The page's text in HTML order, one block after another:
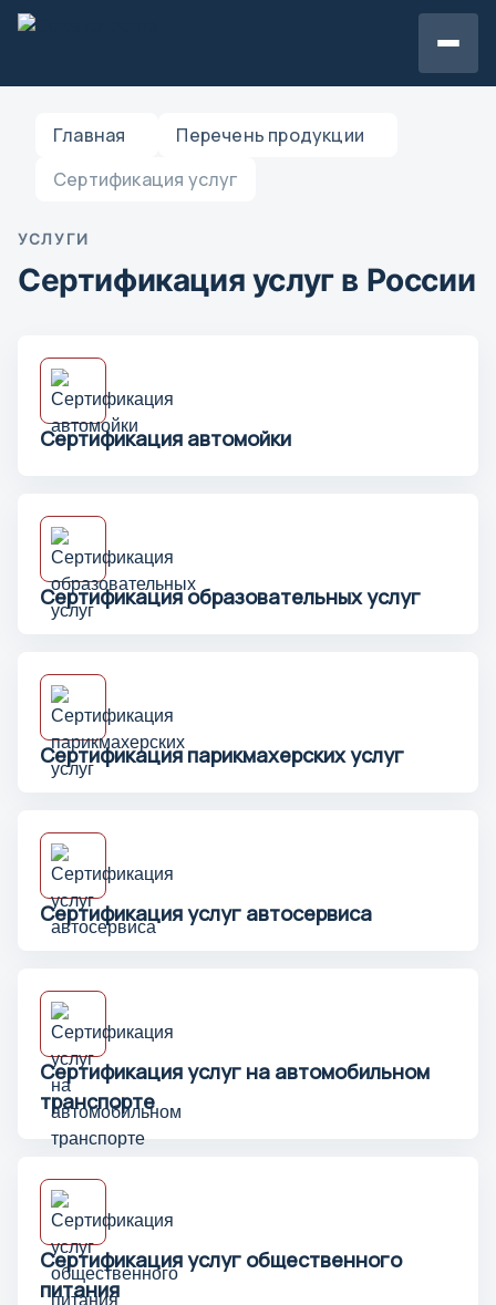
Главная
Перечень продукции
Сертификация услуг
УСЛУГИ
Сертификация услуг в России
Сертификация автомойки
Сертификация образовательных услуг
Сертификация парикмахерских услуг
Сертификация услуг автосервиса
Сертификация услуг на автомобильном
транспорте
Сертификация услуг общественного
питания